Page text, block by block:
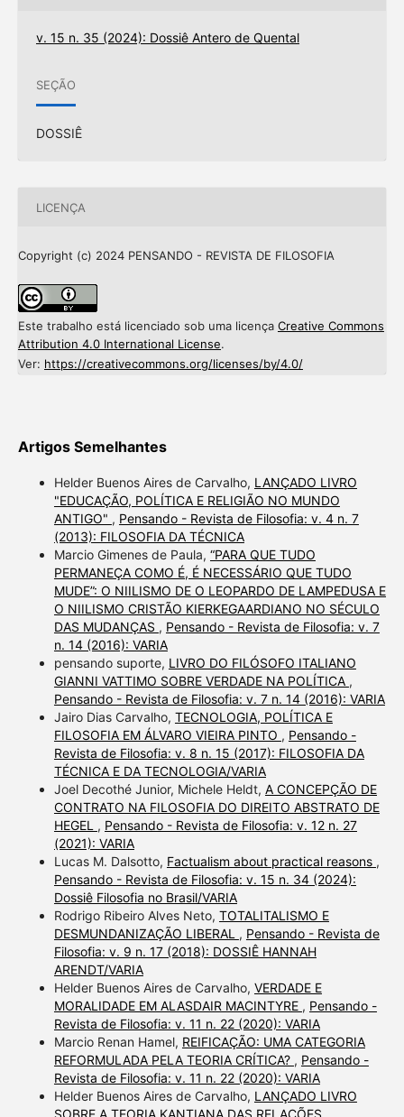
v. 15 n. 35 (2024): Dossiê Antero de Quental
SEÇÃO
DOSSIÊ
LICENÇA
Copyright (c) 2024 PENSANDO - REVISTA DE FILOSOFIA
Este trabalho está licenciado sob uma licença Creative Commons
Attribution 4.0 International License.
Ver: https://creativecommons.org/licenses/by/4.0/
Artigos Semelhantes
Helder Buenos Aires de Carvalho, LANÇADO LIVRO
"EDUCAÇÃO, POLÍTICA E RELIGIÃO NO MUNDO
ANTIGO" , Pensando - Revista de Filosofia: v. 4 n. 7
(2013): FILOSOFIA DA TÉCNICA
Marcio Gimenes de Paula, “PARA QUE TUDO
PERMANEÇA COMO É, É NECESSÁRIO QUE TUDO
MUDE”: O NIILISMO DE O LEOPARDO DE LAMPEDUSA E
O NIILISMO CRISTÃO KIERKEGAARDIANO NO SÉCULO
DAS MUDANÇAS , Pensando - Revista de Filosofia: v. 7
n. 14 (2016): VARIA
pensando suporte, LIVRO DO FILÓSOFO ITALIANO
GIANNI VATTIMO SOBRE VERDADE NA POLÍTICA ,
Pensando - Revista de Filosofia: v. 7 n. 14 (2016): VARIA
Jairo Dias Carvalho, TECNOLOGIA, POLÍTICA E
FILOSOFIA EM ÁLVARO VIEIRA PINTO , Pensando -
Revista de Filosofia: v. 8 n. 15 (2017): FILOSOFIA DA
TÉCNICA E DA TECNOLOGIA/VARIA
Joel Decothé Junior, Michele Heldt, A CONCEPÇÃO DE
CONTRATO NA FILOSOFIA DO DIREITO ABSTRATO DE
HEGEL , Pensando - Revista de Filosofia: v. 12 n. 27
(2021): VARIA
Lucas M. Dalsotto, Factualism about practical reasons ,
Pensando - Revista de Filosofia: v. 15 n. 34 (2024):
Dossiê Filosofia no Brasil/VARIA
Rodrigo Ribeiro Alves Neto, TOTALITALISMO E
DESMUNDANIZAÇÃO LIBERAL , Pensando - Revista de
Filosofia: v. 9 n. 17 (2018): DOSSIÊ HANNAH
ARENDT/VARIA
Helder Buenos Aires de Carvalho, VERDADE E
MORALIDADE EM ALASDAIR MACINTYRE , Pensando -
Revista de Filosofia: v. 11 n. 22 (2020): VARIA
Marcio Renan Hamel, REIFICAÇÃO: UMA CATEGORIA
REFORMULADA PELA TEORIA CRÍTICA? , Pensando -
Revista de Filosofia: v. 11 n. 22 (2020): VARIA
Helder Buenos Aires de Carvalho, LANÇADO LIVRO